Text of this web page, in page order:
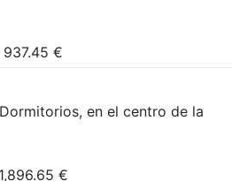
937.45 €
en el centro de la
1,896.65 €